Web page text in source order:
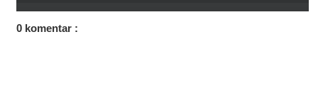
0 komentar :